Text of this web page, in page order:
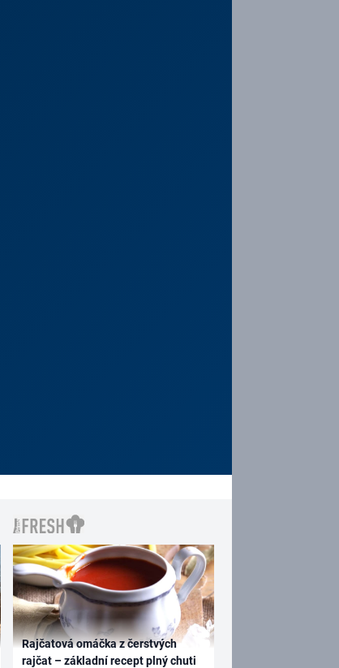
Rajčatová omáčka z čerstvých
rajčat – základní recept plný chuti